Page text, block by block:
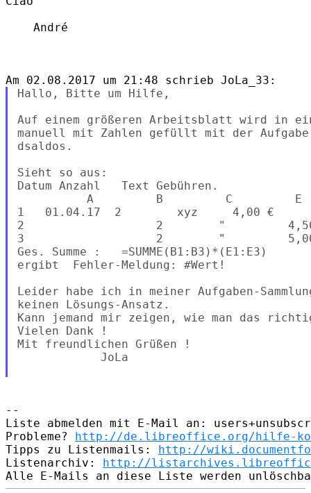
    André
Hallo, Bitte um Hilfe,
Auf einem größeren Arbeitsblatt wird in
manuell mit Zahlen gefüllt mit der Aufgabe
dsaldos.
Sieht so aus:
Datum Anzahl   Text Gebühren.
          A         B         C         E
1   01.04.17  2        xyz     4,00 €
2                   2        "
3                   2        "
Ges. Summe :   =SUMME(B1:B3)*(E1:E3)
ergibt  Fehler-Meldung: #Wert!
Leider habe ich in meiner Aufgaben-
keinen Lösungs-Ansatz.
Kann jemand mir zeigen, wie man das
Vielen Dank !
Mit freundlichen Grüßen !
            JoLa
--
Liste abmelden mit E-Mail an:
Probleme? http://de.libreoffice.org/hilfe-
Tipps zu Listenmails: http://
Listenarchiv: http://